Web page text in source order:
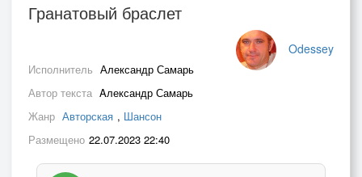
Гранатовый браслет
Odessey
Исполнитель Александр Самарь
Автор текста Aлександр Самарь
Жанр Авторская , Шансон
Размещено 22.07.2023 22:40